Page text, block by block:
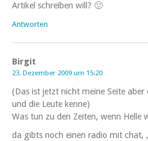
Artikel schreiben will? 🙂
Antworten
Birgit
23. Dezember 2009 um 15:20
(Das ist jetzt nicht meine Seite aber
und die Leute kenne)
Was tun zu den Zeiten, wenn Helle
da gibts noch einen radio mit chat,